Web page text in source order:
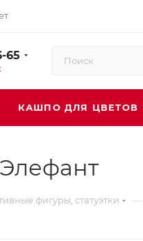
65
КАШПО ДЛЯ ЦВЕТОВ
фигуры, статуэтки —